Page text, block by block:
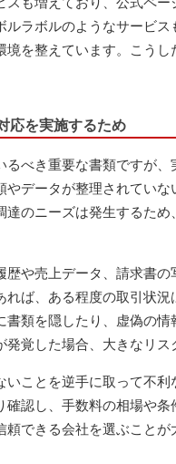
ルラボルのようなサービ
境を整えています。こう
応を実施するため
べき重要な書類ですが
やデータが整理されてい
のニーズは発生するた
や売上データ、請求書
ば、ある程度の取引状
書類を隠したり、虚偽の
覚した場合、大きなリ
いことを逆手に取って不
確認し、手数料の相場や
できる会社を選ぶことが